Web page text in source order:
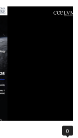
0